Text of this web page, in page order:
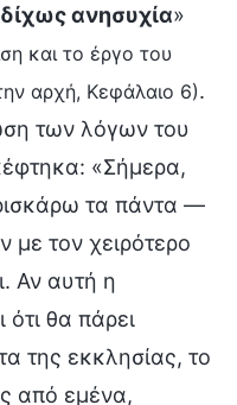
ανησυχία»
και το έργο του
αρχή, Κεφάλαιο 6).
των λόγων του
«Σήμερα,
τα πάντα —
με τον χειρότερο
Αν αυτή η
ότι θα πάρει
της εκκλησίας, το
από εμένα,